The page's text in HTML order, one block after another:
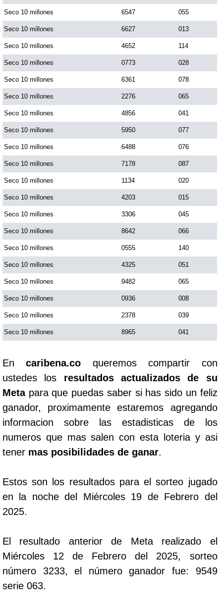
Seco 10 millones 6547 055
Seco 10 millones 6627 013
Seco 10 millones 4652 114
Seco 10 millones 0773 028
Seco 10 millones 6361 078
Seco 10 millones 2276 065
Seco 10 millones 4856 041
Seco 10 millones 5950 077
Seco 10 millones 6488 076
Seco 10 millones 7178 087
Seco 10 millones 1134 020
Seco 10 millones 4203 015
Seco 10 millones 3306 045
Seco 10 millones 8642 066
Seco 10 millones 0555 140
Seco 10 millones 4325 051
Seco 10 millones 9482 065
Seco 10 millones 0936 008
Seco 10 millones 2378 039
Seco 10 millones 8965 041
Encaribena.co queremos compartir con
ustedes los resultados actualizados de su
Metapara que puedas saber si has sido un feliz
ganador, proximamente estaremos agregando
informacion sobre las estadisticas de los
numeros que mas salen con esta loteria y asi
tener mas posibilidades de ganar.
Estos son los resultados para el sorteo jugado
en la noche del Miércoles 19 de Febrero del
2025.
El resultado anterior de Meta realizado el
Miércoles 12 de Febrero del 2025, sorteo
número 3233, el número ganador fue: 9549
serie 063.